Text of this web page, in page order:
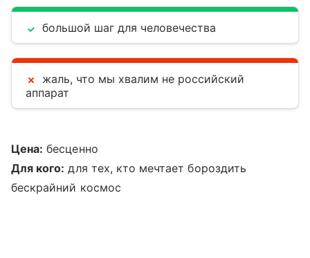
большой шаг для человечества
жаль, что мы хвалим не российский
аппарат
Цена: бесценно
Для кого: для тех, кто мечтает бороздить
бескрайний космос